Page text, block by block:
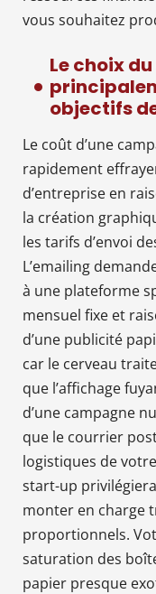
vous souhaitez
Le choix
objectifs
Le coût d’une
rapidement
d’entreprise en
la création
les tarifs d’envoi
L’emailing
à une plateforme
mensuel fixe et
d’une publicité
car le cerveau
que l’affichage
d’une campagne
que le courrier
logistiques de
start-up
monter en charge
proportionnels.
saturation des
papier presque